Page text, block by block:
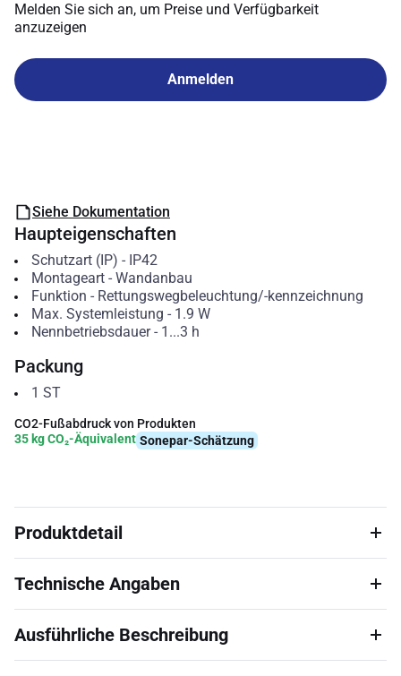
Melden Sie sich an, um Preise und Verfügbarkeit
anzuzeigen
Anmelden
Siehe Dokumentation
Haupteigenschaften
Schutzart (IP) - IP42
Montageart- Wandanbau
Funktion - Rettungswegbeleuchtung/-kennzeichnung
Max. Systemleistung - 1.9 W
Nennbetriebsdauer- 1...3 h
Packung
1 ST
CO2-Fußabdruck von Produkten
35 kg CO₂-Äquivalent Sonepar-Schätzung
Produktdetail
Technische Angaben
Ausführliche Beschreibung